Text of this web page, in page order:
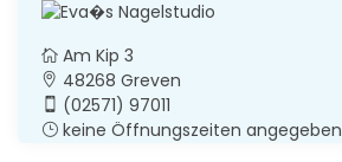
Am Kip 3
48268 Greven
(02571) 97011
keine Öffnungszeiten angegeben